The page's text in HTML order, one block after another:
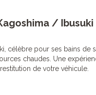
/
célèbre pour ses bains de
chaudes. Une
de votre véhicule.